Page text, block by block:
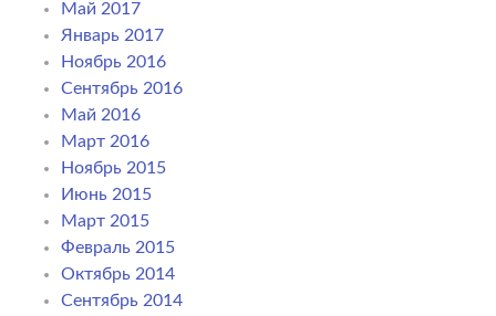
Май 2017
Январь 2017
Ноябрь 2016
Сентябрь 2016
Май 2016
Март 2016
Ноябрь 2015
Июнь 2015
Март 2015
Февраль 2015
Октябрь 2014
Сентябрь 2014